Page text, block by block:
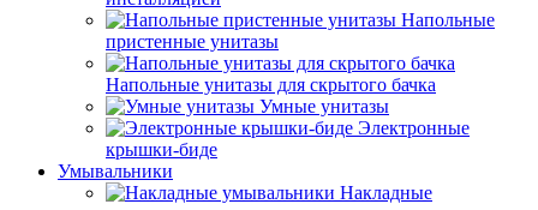
Напольные
пристенные унитазы
Напольные унитазы для скрытого бачка
Умные унитазы
Электронные
крышки-биде
Умывальники
Накладные